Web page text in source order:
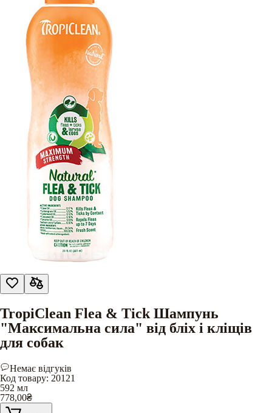
TropiClean Flea & Tick Шампунь
"Максимальна сила" від бліх і кліщів
для собак
Немає відгуків
Код товару: 20121
592 мл
778,00₴